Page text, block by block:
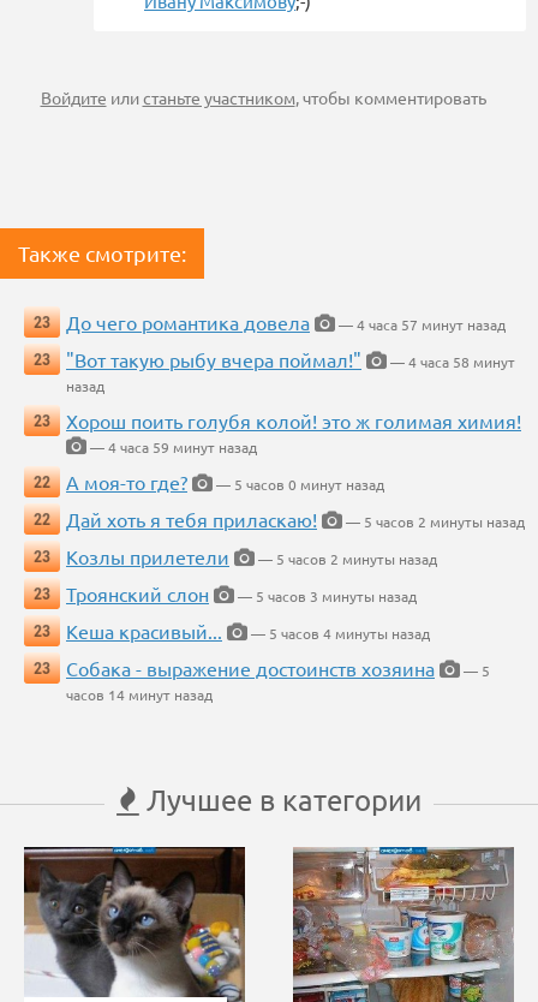
Войдите илистаньте участником, чтобы комментировать
Также смотрите:
23 До чего романтика довела
— 4 часа 57 минут назад
23
"Вот такую рыбу вчера поймал!"
— 4 часа 58 минут
назад
23
Хорош поить голубя колой! это ж голимая химия!
— 4 часа 59 минут назад
22
А моя-то где?
— 5 часов 0 минут назад
22
Дай хоть я тебя приласкаю!
— 5 часов 2 минуты назад
23
Козлы прилетели
— 5 часов 2 минуты назад
23
Троянский слон
— 5 часов 3 минуты назад
23
Кеша красивый...
— 5 часов 4 минуты назад
23
Собака - выражение достоинств хозяина
— 5
часов 14 минут назад
Лучшее в категории